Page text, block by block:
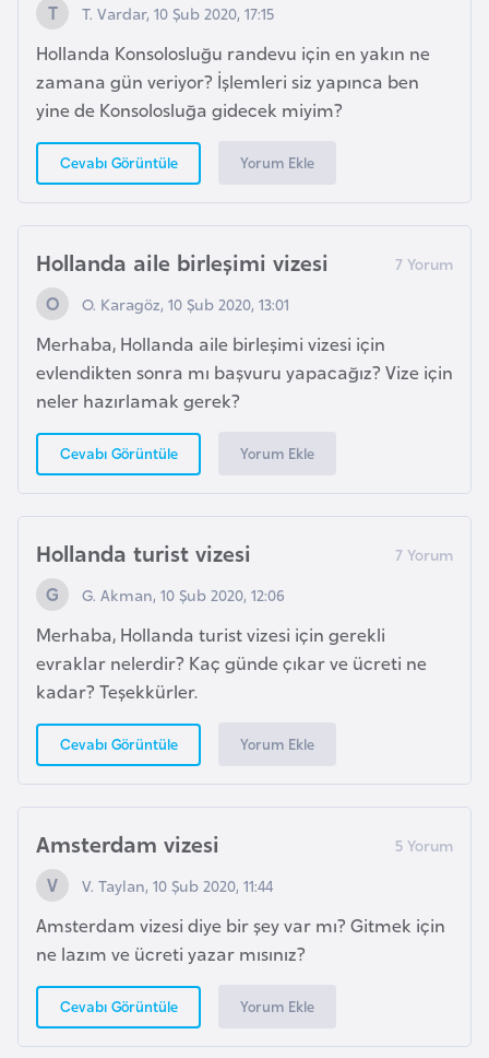
T. Vardar, 10 Şub 2020, 17:15
Hollanda Konsolosluğu randevu için en yakın ne
zamana gün veriyor? İşlemleri siz yapınca ben
yine de Konsolosluğa gidecek miyim?
Cevabı Görüntüle Yorum Ekle
Hollanda aile birleşimi vizesi
O. Karagöz, 10 Şub 2020, 13:01
Merhaba, Hollanda aile birleşimi vizesi için
evlendikten sonra mı başvuru yapacağız? Vize için
neler hazırlamak gerek?
Cevabı Görüntüle Yorum Ekle
Hollanda turist vizesi
G. Akman, 10 Şub 2020, 12:06
Merhaba, Hollanda turist vizesi için gerekli
evraklar nelerdir? Kaç günde çıkar ve ücreti ne
kadar? Teşekkürler.
Cevabı Görüntüle Yorum Ekle
Amsterdam vizesi
V. Taylan, 10 Şub 2020, 11:44
Amsterdam vizesi diye bir şey var mı? Gitmek için
ne lazım ve ücreti yazar mısınız?
Cevabı Görüntüle Yorum Ekle
B
u
l
g
a
r
i
t
a
n
B
u
r
k
i
a
F
a
s
o
Ç
a
d
Ç
e
k
C
u
m
h